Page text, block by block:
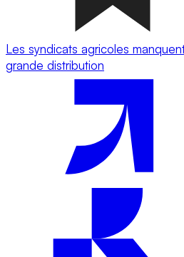
Les syndicats agricoles
grande distribution